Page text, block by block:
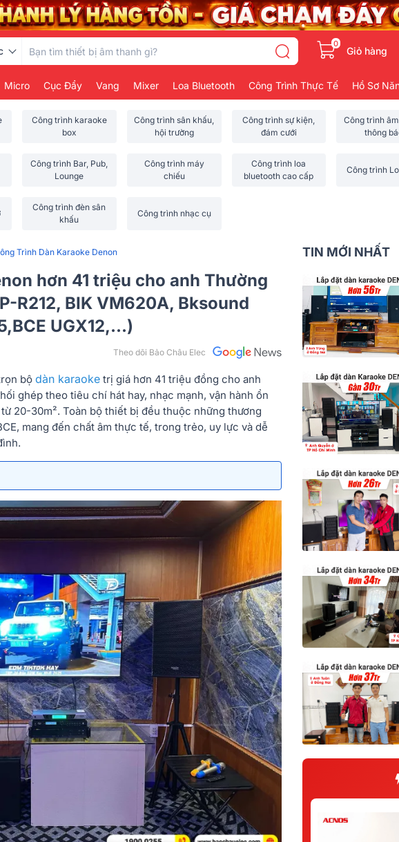
0
Giỏ hàng
Micro Cục Đẩy Vang Mixer Loa Bluetooth Công Trình Thực Tế Hồ Sơ
Công trình karaoke
box
Công trình sân khấu,
hội trường
Công trình sự kiện,
đám cưới
Công trình
thông
Công trình Bar, Pub,
Lounge
Công trình máy
chiếu
Công trình loa
bluetooth cao cấp
Công trình
Công trình đèn sân
khấu
Công trình nhạc cụ
Trình Dàn Karaoke Denon
hơn 41 triệu cho anh Thường
R212, BIK VM620A, Bksound
UGX12,...)
Theo dõi Bảo Châu Elec
bộ dàn karaoke trị giá hơn 41 triệu đồng cho anh
ghép theo tiêu chí hát hay, nhạc mạnh, vận hành ổn
20-30m². Toàn bộ thiết bị đều thuộc những thương
mang đến chất âm thực tế, trong trẻo, uy lực và dễ
TIN MỚI NHẤT